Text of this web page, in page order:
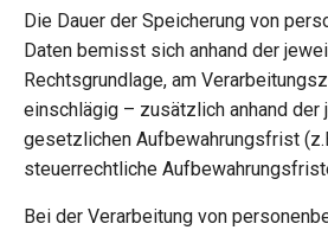
Die Dauer der Speicherung von
Daten bemisst sich anhand der
Rechtsgrundlage, am
einschlägig – zusätzlich anhand der
gesetzlichen Aufbewahrungsfrist
steuerrechtliche
Bei der Verarbeitung von